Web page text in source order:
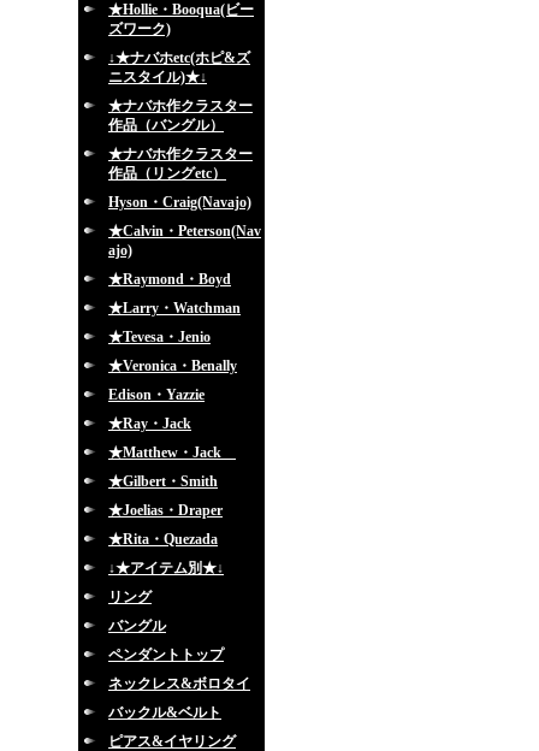
★Hollie・Booqua(ビー
ズワーク)
↓★ナバホetc(ホピ&ズ
ニスタイル)★↓
★ナバホ作クラスター
作品（バングル）
★ナバホ作クラスター
作品（リングetc）
Hyson・Craig(Navajo)
★Calvin・Peterson(Nav
ajo)
★Raymond・Boyd
★Larry・Watchman
★Tevesa・Jenio
★Veronica・Benally
Edison・Yazzie
★Ray・Jack
★Matthew・Jack
★Gilbert・Smith
★Joelias・Draper
★Rita・Quezada
↓★アイテム別★↓
リング
バングル
ペンダントトップ
ネックレス&ボロタイ
バックル&ベルト
ピアス&イヤリング